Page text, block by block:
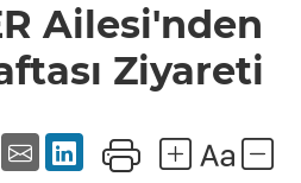
Haftası
ZiyaretiAilesi'nden
Ziyareti